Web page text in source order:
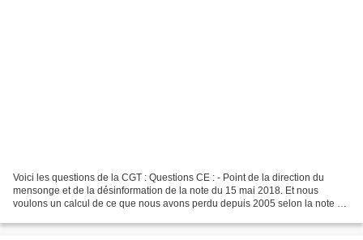
Voici les questions de la CGT : Questions CE : - Point de la direction du
mensonge et de la désinformation de la note du 15 mai 2018. Et nous
voulons un calcul de ce que nous avons perdu depuis 2005 selon la note ? -